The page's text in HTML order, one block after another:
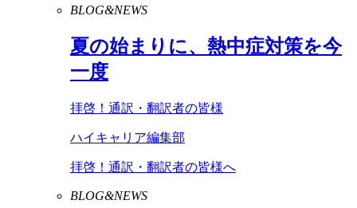
BLOG&NEWS
夏の始まりに、熱中症対策を今
一度
拝啓！通訳・翻訳者の皆様
ハイキャリア編集部
拝啓！通訳・翻訳者の皆様へ
BLOG&NEWS